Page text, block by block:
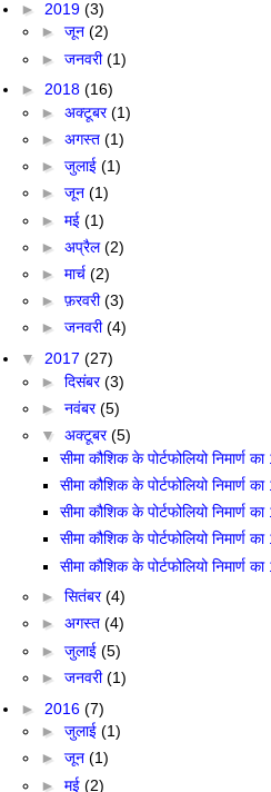
► 2019 (3)
► जून (2)
► जनवरी(1)
► 2018 (16)
► अक्टूबर(1)
► अगस्त (1)
► जुलाई (1)
► जून (1)
► मई (1)
► अप्रैल(2)
► मार्च (2)
► फ़रवरी(3)
► जनवरी(4)
▼ 2017 (27)
► दिसंबर(3)
► नवंबर(5)
▼ अक्टूबर(5)
सीमा कौशिक के पोर्टफोलियो निमार्ण का
सीमा कौशिक के पोर्टफोलियो निमार्ण का
सीमा कौशिक के पोर्टफोलियो निमार्ण का
सीमा कौशिक के पोर्टफोलियो निमार्ण
सीमा कौशिक के पोर्टफोलियो निमार्ण
► सितंबर(4)
► अगस्त (4)
► जुलाई (5)
► जनवरी(1)
► 2016 (7)
► जुलाई (1)
► जून (1)
► मई (2)